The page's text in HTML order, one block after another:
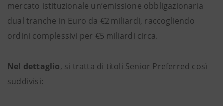
mercato istituzionale un’emissione obbligazionaria
dual tranche in Euro da €2 miliardi, raccogliendo
ordini complessivi per €5 miliardi circa.
Nel dettaglio, si tratta di titoli Senior Preferred così
suddivisi: